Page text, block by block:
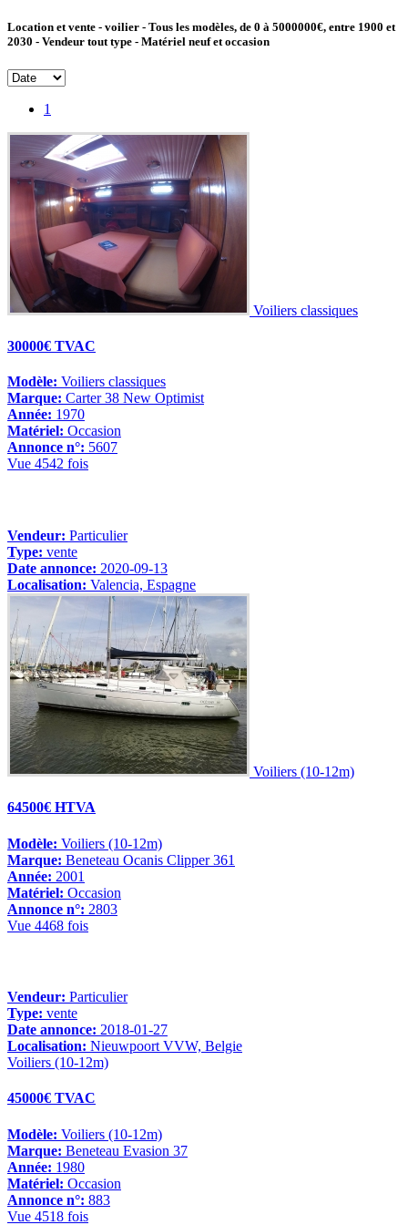
Location et vente - voilier - Tous les modèles, de 0 à 5000000€, entre 1900 et
2030 - Vendeur tout type - Matériel neuf et occasion
1
Voiliers classiques
30000€ TVAC
Modèle: Voiliers classiques
Marque: Carter 38 New Optimist
Année: 1970
Matériel: Occasion
Annonce n°: 5607
Vue 4542 fois
Vendeur: Particulier
Type: vente
Date annonce: 2020-09-13
Localisation: Valencia, Espagne
Voiliers (10-12m)
64500€ HTVA
Modèle: Voiliers (10-12m)
Marque: Beneteau Ocanis Clipper 361
Année: 2001
Matériel: Occasion
Annonce n°: 2803
Vue 4468 fois
Vendeur: Particulier
Type: vente
Date annonce: 2018-01-27
Localisation: Nieuwpoort VVW, Belgie
Voiliers (10-12m)
45000€ TVAC
Modèle: Voiliers (10-12m)
Marque: Beneteau Evasion 37
Année: 1980
Matériel: Occasion
Annonce n°: 883
Vue 4518 fois